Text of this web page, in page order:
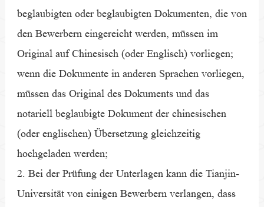
beglaubigten oder beglaubigten Dokumenten, die von
den Bewerbern eingereicht werden, müssen im
Original auf Chinesisch (oder Englisch) vorliegen;
wenn die Dokumente in anderen Sprachen vorliegen,
müssen das Original des Dokuments und das
notariell beglaubigte Dokument der chinesischen
(oder englischen) Übersetzung gleichzeitig
hochgeladen werden;
2. Bei der Prüfung der Unterlagen kann die Tianjin-
Universität von einigen Bewerbern verlangen, dass